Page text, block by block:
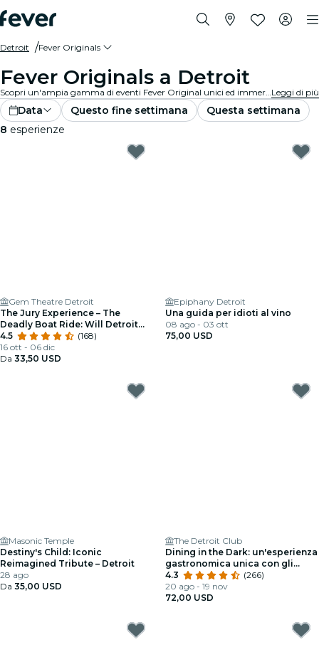
Detroit Fever Originals
Fever Originals a Detroit
Scopri un'ampia gamma di eventi Fever Original unici ed immersivi a Detroit.Leggi di più
Data Questo fine settimana
Questa settimana
8 esperienze
Gem Theatre Detroit
The Jury Experience – The
Deadly Boat Ride: Will Detroit
Deliver Justice?
4.5
(168)
16 ott - 06 dic
Da 33,50 USD
Epiphany Detroit
Una guida per idioti al vino
08 ago - 03 ott
75,00 USD
Masonic Temple
Destiny's Child: Iconic
Reimagined Tribute – Detroit
28 ago
Da 35,00 USD
The Detroit Club
Dining in the Dark: un'esperienza
gastronomica unica con gli
occhi bendati al Detroit Club
4.3
(266)
20 ago - 19 nov
72,00 USD